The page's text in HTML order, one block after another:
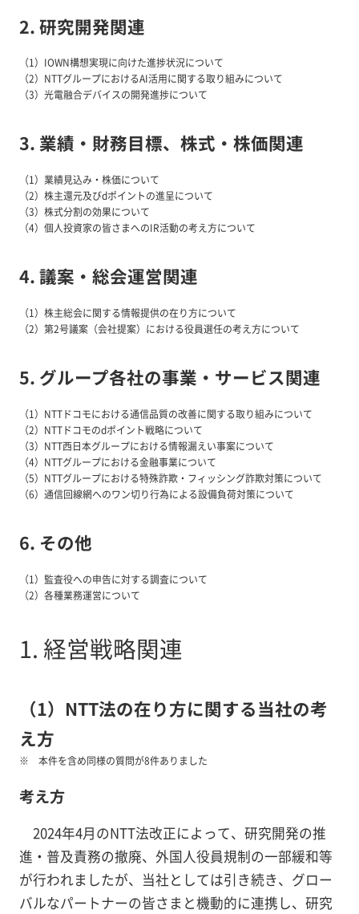
2. 研究開発関連
（1）IOWN構想実現に向けた進捗状況について
（2）NTTグループにおけるAI活用に関する取り組みについて
（3）光電融合デバイスの開発進捗について
3. 業績・財務目標、株式・株価関連
（1）業績見込み・株価について
（2）株主還元及びdポイントの進呈について
（3）株式分割の効果について
（4）個人投資家の皆さまへのIR活動の考え方について
4. 議案・総会運営関連
（1）株主総会に関する情報提供の在り方について
（2）第2号議案（会社提案）における役員選任の考え方について
5. グループ各社の事業・サービス関連
（1）NTTドコモにおける通信品質の改善に関する取り組みについて
（2）NTTドコモのdポイント戦略について
（3）NTT西日本グループにおける情報漏えい事案について
（4）NTTグループにおける金融事業について
（5）NTTグループにおける特殊詐欺・フィッシング詐欺対策について
（6）通信回線網へのワン切り行為による設備負荷対策について
6. その他
（1）監査役への申告に対する調査について
（2）各種業務運営について
1. 経営戦略関連
（1）NTT法の在り方に関する当社の考
え方
本件を含め同様の質問が8件ありました
考え方
2024年4月のNTT法改正によって、研究開発の推
進・普及責務の撤廃、外国人役員規制の一部緩和等
が行われましたが、当社としては引き続き、グロー
バルなパートナーの皆さまと機動的に連携し、研究